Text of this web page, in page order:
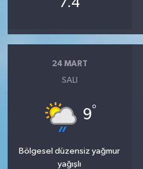
24 MART
SALI
9°
Bölgesel düzensiz yağmur
yağışlı